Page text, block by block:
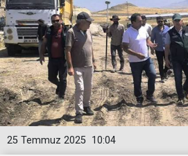
10:04
25 Temmuz 2025